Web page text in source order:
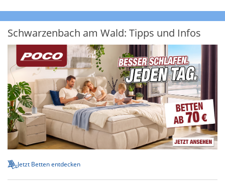
Schwarzenbach am Wald: Tipps und Infos
Jetzt Betten entdecken